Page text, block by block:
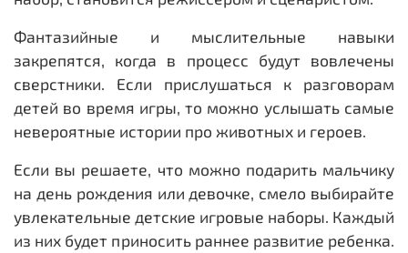
Фантазийные и мыслительные навыки
закрепятся, когда в процесс будут вовлечены
сверстники. Если прислушаться к разговорам
детей во время игры, то можно услышать самые
невероятные истории про животных и героев.
Если вы решаете, что можно подарить мальчику
на день рождения или девочке, смело выбирайте
увлекательные детские игровые наборы. Каждый
из них будет приносить раннее развитие ребенка.